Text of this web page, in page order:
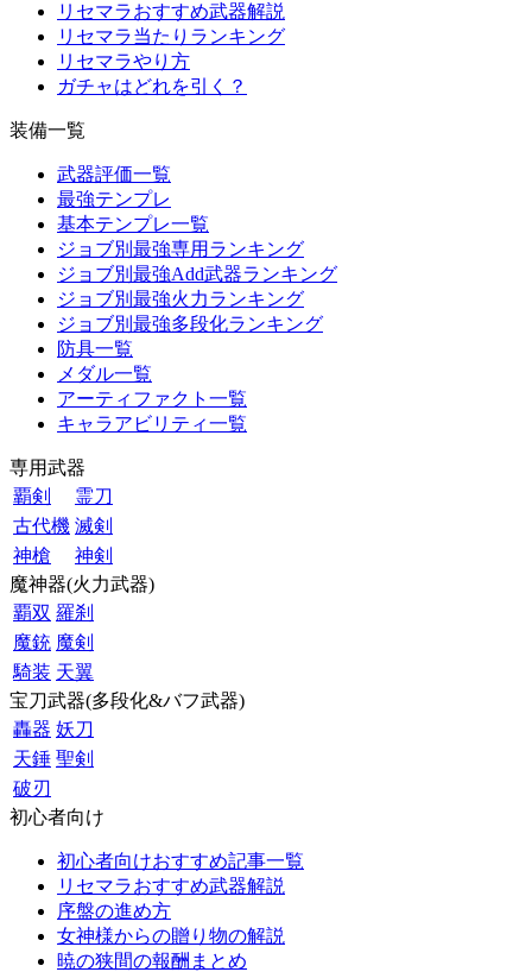
リセマラおすすめ武器解説
リセマラ当たりランキング
リセマラやり方
ガチャはどれを引く？
装備一覧
武器評価一覧
最強テンプレ
基本テンプレ一覧
ジョブ別最強専用ランキング
ジョブ別最強Add武器ランキング
ジョブ別最強火力ランキング
ジョブ別最強多段化ランキング
防具一覧
メダル一覧
アーティファクト一覧
キャラアビリティ一覧
専用武器
覇剣
霊刀
古代機 滅剣
神槍
神剣
魔神器(火力武器)
覇双 羅刹
魔銃 魔剣
騎装 天翼
宝刀武器(多段化&バフ武器)
轟器 妖刀
天錘 聖剣
破刃
初心者向け
初心者向けおすすめ記事一覧
リセマラおすすめ武器解説
序盤の進め方
女神様からの贈り物の解説
暁の狭間の報酬まとめ